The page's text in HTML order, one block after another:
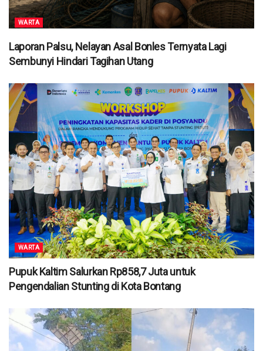
WARTA
Laporan Palsu, Nelayan Asal Bonles Ternyata Lagi
Sembunyi Hindari Tagihan Utang
WARTA
Pupuk Kaltim Salurkan Rp858,7 Juta untuk
Pengendalian Stunting di Kota Bontang